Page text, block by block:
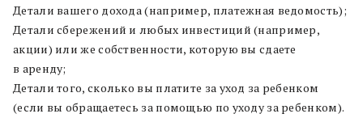
Детали вашего дохода (например, платежная ведомость);
Детали сбережений и любых инвестиций (например,
акции) или же собственности, которую вы сдаете
в аренду;
Детали того, сколько вы платите за уход за ребенком
(если вы обращаетесь за помощью по уходу за ребенком).